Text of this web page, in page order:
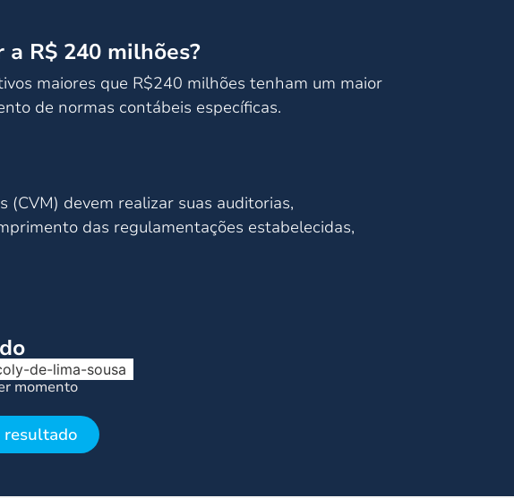
R$ 240 milhões?
maiores que R$240 milhões tenham um maior
de normas contábeis específicas.
(CVM) devem realizar suas auditorias,
das regulamentações estabelecidas,
de-lima-sousa
momento
resultado